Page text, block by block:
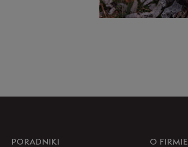
PORADNIKI O FIRMIE